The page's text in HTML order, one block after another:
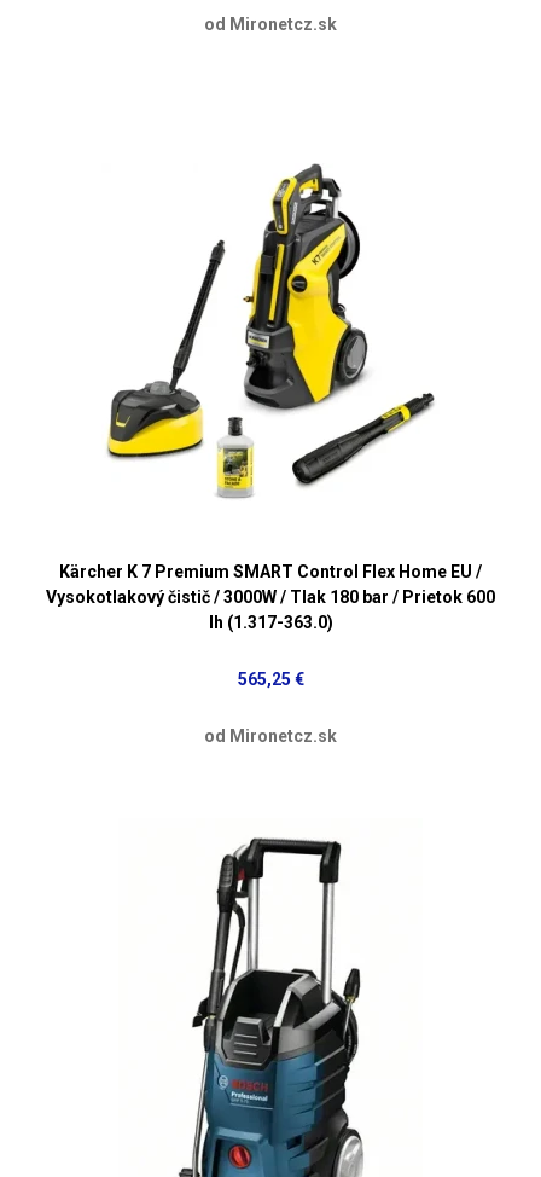
od Mironetcz.sk
Kärcher K 7 Premium SMART Control Flex Home EU /
Vysokotlakový čistič / 3000W / Tlak 180 bar / Prietok 600
lh (1.317-363.0)
565,25 €
od Mironetcz.sk